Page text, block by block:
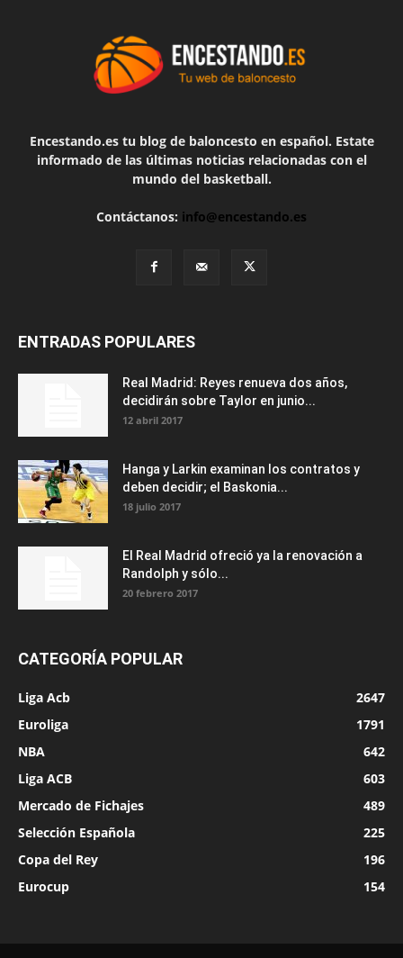
Encestando.es tu blog de baloncesto en español. Estate
informado de las últimas noticias relacionadas con el
mundo del basketball.
Contáctanos: info@encestando.es
ENTRADAS POPULARES
Real Madrid: Reyes renueva dos años,
decidirán sobre Taylor en junio...
12 abril 2017
Hanga y Larkin examinan los contratos y
deben decidir; el Baskonia...
18 julio 2017
El Real Madrid ofreció ya la renovación a
Randolph y sólo...
20 febrero 2017
CATEGORÍA POPULAR
Liga Acb
2647
Euroliga
1791
NBA
642
Liga ACB
603
Mercado de Fichajes
489
Selección Española
225
Copa del Rey
196
Eurocup
154